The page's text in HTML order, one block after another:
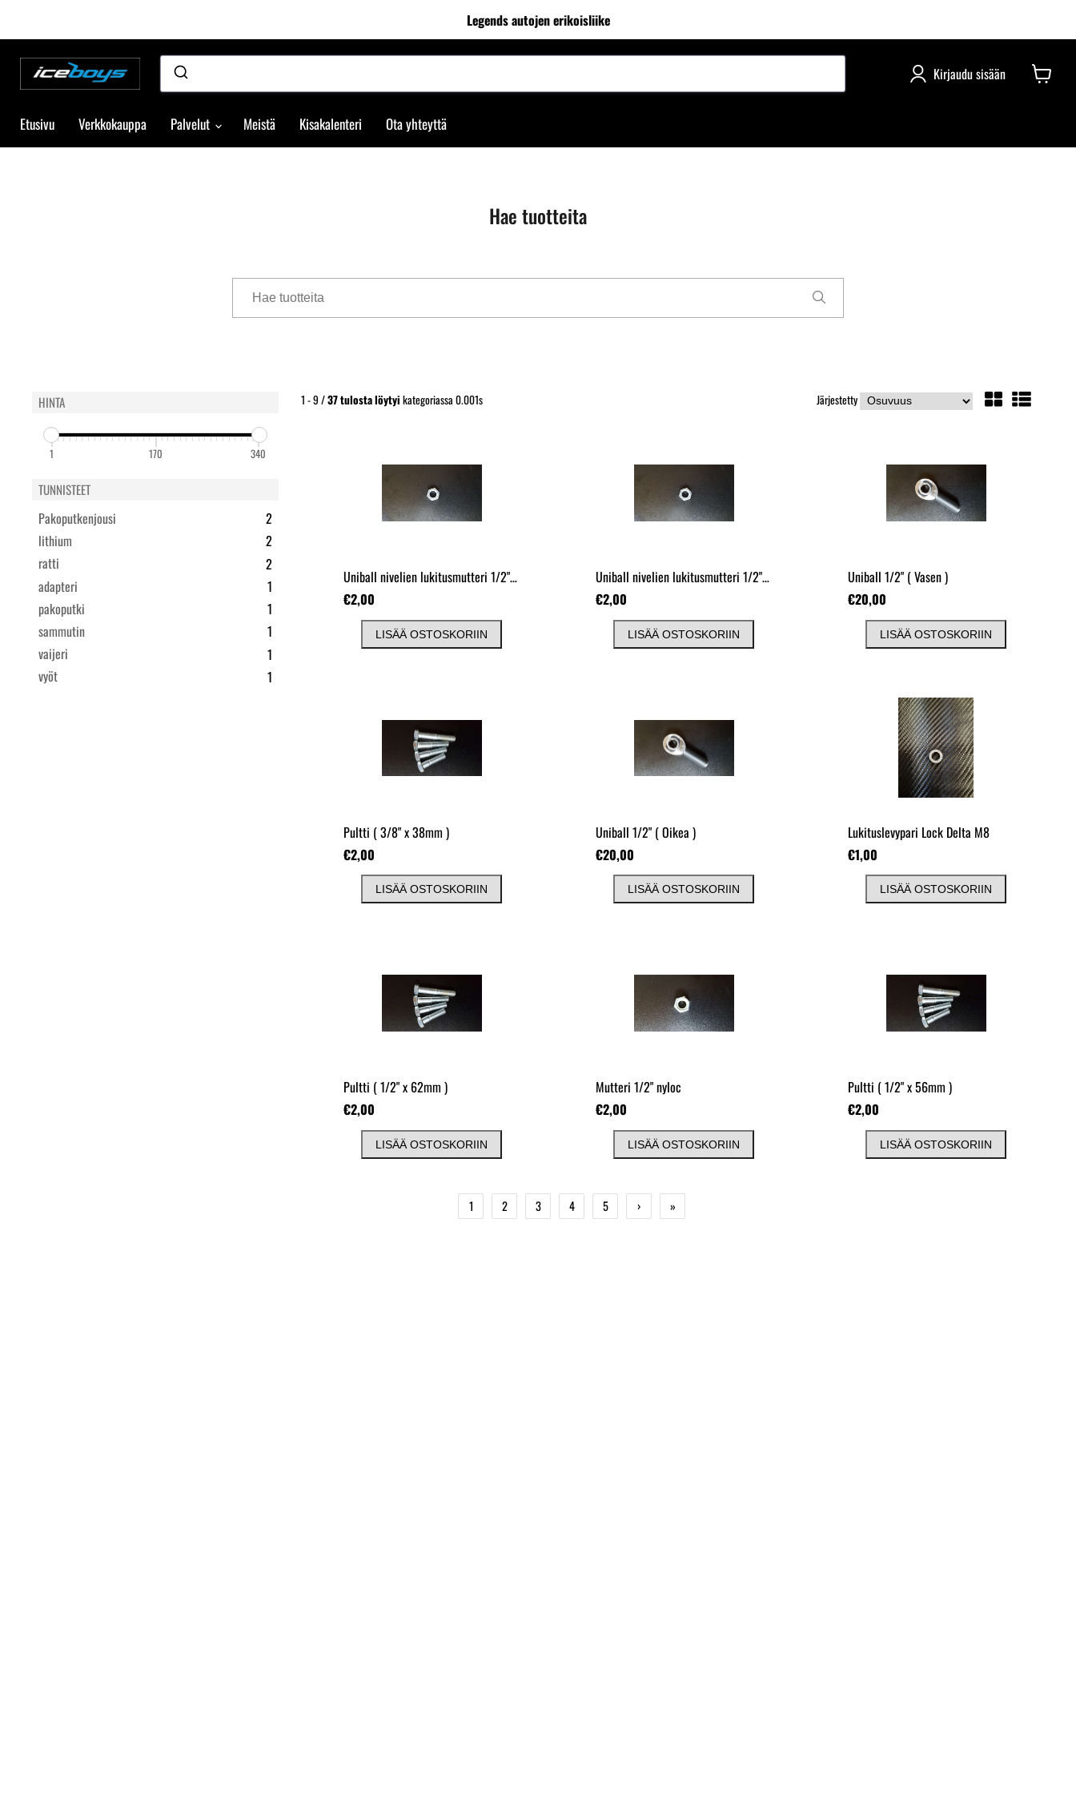
Legends autojen erikoisliike
Kirjaudu sisään
Etusivu Verkkokauppa Palvelut Meistä Kisakalenteri Ota yhteyttä
Hae tuotteita
HINTA
1 170 340
TUNNISTEET
Pakoputkenjousi
2
lithium
2
ratti
2
adapteri
1
pakoputki
1
sammutin
1
vaijeri
1
vyöt
1
1 - 9 /37tulosta löytyi kategoriassa 0.001s Järjestetty
Uniball nivelien lukitusmutteri 1/2"
( Vasen )
€2,00
LISÄÄ OSTOSKORIIN
Uniball nivelien lukitusmutteri 1/2"
( Oikea )
€2,00
LISÄÄ OSTOSKORIIN
Uniball 1/2" ( Vasen )
€20,00
LISÄÄ OSTOSKORIIN
Pultti ( 3/8" x 38mm )
€2,00
LISÄÄ OSTOSKORIIN
Uniball 1/2" ( Oikea )
€20,00
LISÄÄ OSTOSKORIIN
Lukituslevypari Lock Delta M8
€1,00
LISÄÄ OSTOSKORIIN
Pultti ( 1/2" x 62mm )
€2,00
LISÄÄ OSTOSKORIIN
Mutteri 1/2" nyloc
€2,00
LISÄÄ OSTOSKORIIN
Pultti ( 1/2" x 56mm )
€2,00
LISÄÄ OSTOSKORIIN
1 2 3 4 5 › »